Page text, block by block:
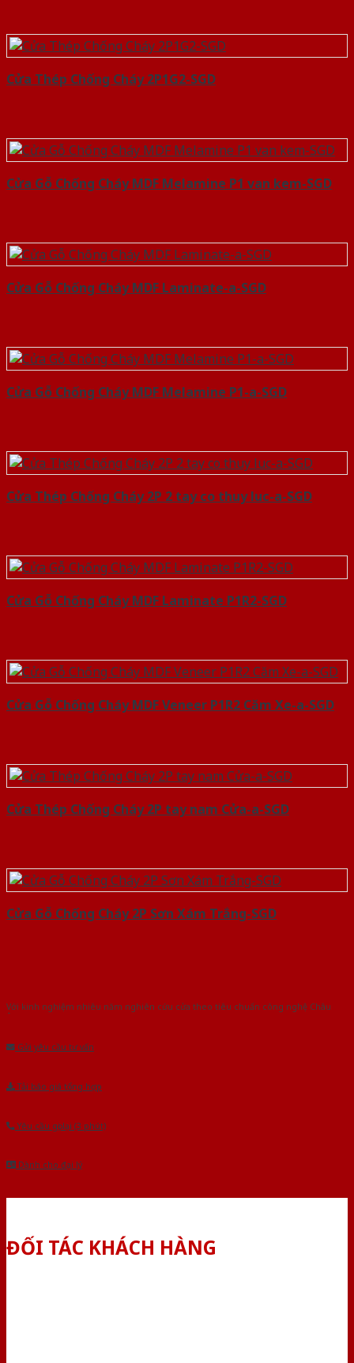
Cửa Thép Chống Cháy 2P1G2-SGD
Cửa Gỗ Chống Cháy MDF Melamine P1 van kem-SGD
Cửa Gỗ Chống Cháy MDF Laminate-a-SGD
Cửa Gỗ Chống Cháy MDF Melamine P1-a-SGD
Cửa Thép Chống Cháy 2P 2 tay co thuy luc-a-SGD
Cửa Gỗ Chống Cháy MDF Laminate P1R2-SGD
Cửa Gỗ Chống Cháy MDF Veneer P1R2 Căm Xe-a-SGD
Cửa Thép Chống Cháy 2P tay nam Cửa-a-SGD
Cửa Gỗ Chống Cháy 2P Sơn Xám Trắng-SGD
Với kinh nghiệm nhiêu năm nghiên cứu cửa theo tiêu chuẩn công nghệ Châu
Gửi yêu cầu tư vấn
Tải báo giá tổng hợp
Yêu cầu gọi lại (3 phút)
Dành cho đại lý
ĐỐI TÁC KHÁCH HÀNG